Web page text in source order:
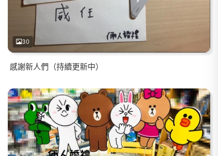
30
感謝新人們（持續更新中）